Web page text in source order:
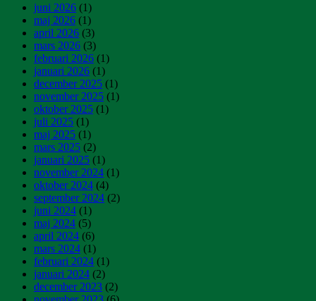
juni 2026 (1)
maj 2026 (1)
april 2026 (3)
mars 2026 (3)
februari 2026 (1)
januari 2026 (1)
december 2025 (1)
november 2025 (1)
oktober 2025 (1)
juli 2025 (1)
maj 2025 (1)
mars 2025 (2)
januari 2025 (1)
november 2024 (1)
oktober 2024 (4)
september 2024 (2)
juni 2024 (1)
maj 2024 (5)
april 2024 (6)
mars 2024 (1)
februari 2024 (1)
januari 2024 (2)
december 2023 (2)